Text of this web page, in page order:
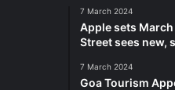
7 March 2024
Apple sets March
Street sees new,
7 March 2024
Goa Tourism